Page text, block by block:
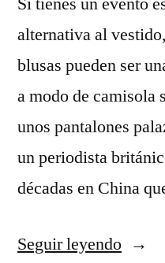
alternativa al
blusas pueden ser
a modo de camisola
unos pantalones
un periodista
décadas en China
Seguir leyendo«ropa